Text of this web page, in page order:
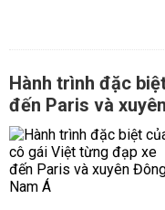
Hành trình đặc
đến Paris và